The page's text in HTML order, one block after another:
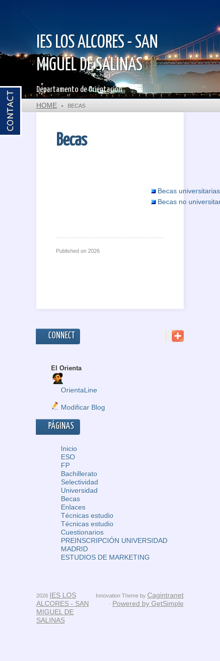
IES LOS ALCORES - SAN
MIGUEL DE SALINAS
Departamento de Orientación
HOME • BECAS
Becas
Becas universitarias
Becas no
Published on 2026
CONNECT
El Orienta
OrientaLine
Modificar Blog
PÁGINAS
Inicio
ESO
FP
Bachillerato
Selectividad
Universidad
Becas
Enlaces
Técnicas estudio
Técnicas estudio
Cuestionarios
PREINSCRIPCIÓN UNIVERSIDAD
MADRID
ESTUDIOS DE MARKETING
2026 IES LOS
ALCORES - SAN
MIGUEL DE
SALINAS
Innovation Theme by Cagintranet
· Powered by GetSimple